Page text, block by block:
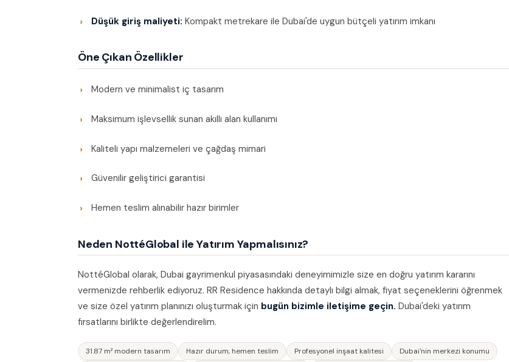
Düşük giriş maliyeti: Kompakt metrekare ile Dubai'de uygun bütçeli yatırım imkanı
Öne Çıkan Özellikler
Modern ve minimalist iç tasarım
Maksimum işlevsellik sunan akıllı alan kullanımı
Kaliteli yapı malzemeleri ve çağdaş mimari
Güvenilir geliştirici garantisi
Hemen teslim alınabilir hazır birimler
Neden NottéGlobal ile Yatırım Yapmalısınız?
NottéGlobal olarak, Dubai gayrimenkul piyasasındaki deneyimimizle size en doğru yatırım kararını
vermenizde rehberlik ediyoruz. RR Residence hakkında detaylı bilgi almak, fiyat seçeneklerini öğrenmek
ve size özel yatırım planınızı oluşturmak için bugün bizimle iletişime geçin. Dubai'deki yatırım
fırsatlarını birlikte değerlendirelim.
31.87 m² modern tasarım Hazır durum, hemen teslim Profesyonel inşaat kalitesi
Dubai'nin merkezi konumu